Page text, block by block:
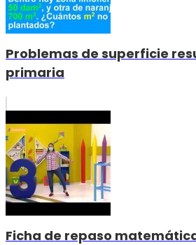
Problemas de superficie
primaria
Ficha de repaso